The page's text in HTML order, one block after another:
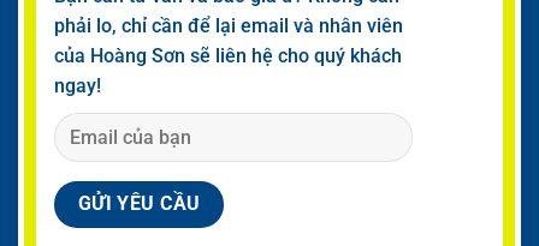
phải lo, chỉ cần để lại email và nhân viên
của Hoàng Sơn sẽ liên hệ cho quý khách
ngay!